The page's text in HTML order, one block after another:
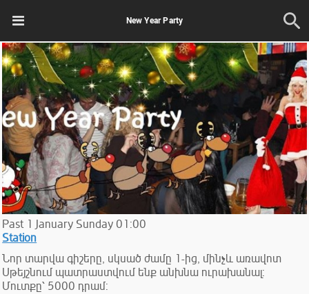
New Year Party
Past 1 January Sunday 01:00
Station
Նոր տարվա գիշերը, սկսած ժամը 1-ից, մինչև առավոտ
Սթեյշնում պատրաստվում ենք անխնա ուրախանալ:
Մուտքը՝ 5000 դրամ: